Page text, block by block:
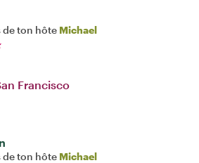
de ton hôte Michael
Francisco
de ton hôte Michael